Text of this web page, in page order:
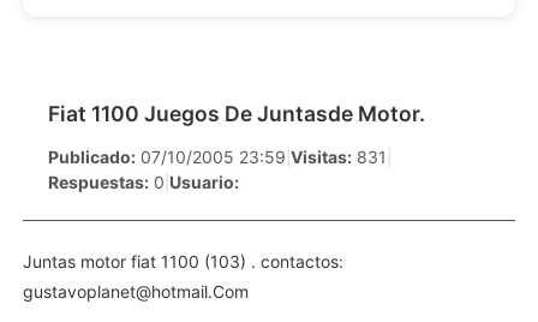
Fiat 1100 Juegos De Juntasde Motor.
Publicado: 07/10/2005 23:59 Visitas: 831
Respuestas: 0 Usuario:
Juntas motor fiat 1100 (103) . contactos:
gustavoplanet@hotmail.Com